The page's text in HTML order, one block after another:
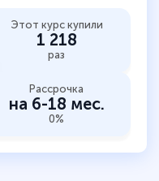
Этот курс купили
1 218
раз
Рассрочка
на 6-18 мес.
0%